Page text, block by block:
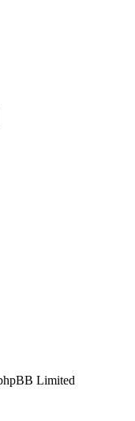
Limited